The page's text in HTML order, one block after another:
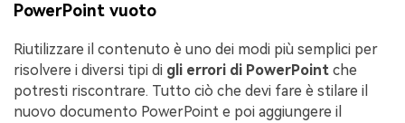
PowerPoint vuoto
Riutilizzare il contenuto è uno dei modi più semplici per
risolvere i diversi tipi di gli errori di PowerPoint che
potresti riscontrare. Tutto ciò che devi fare è stilare il
nuovo documento PowerPoint e poi aggiungere il